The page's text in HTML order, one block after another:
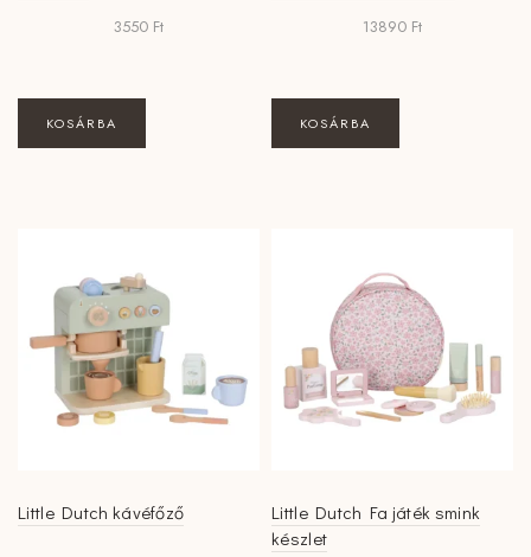
3550 Ft
KOSÁRBA
13890 Ft
KOSÁRBA
Little Dutch kávéfőző
Little Dutch Fa játék smink
készlet